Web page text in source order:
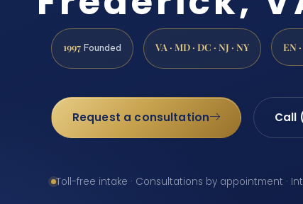
1997 Founded VA · MD · DC · NJ · NY EN
Request a consultation Call
Toll-free intake · Consultations by appointment ·